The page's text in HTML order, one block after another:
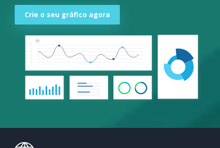
Crie o seu gráfico agora